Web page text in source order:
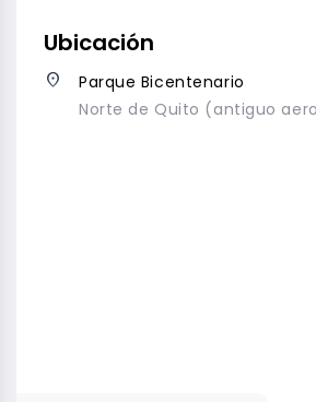
Ubicación
place
Parque Bicentenario
Norte de Quito (antiguo